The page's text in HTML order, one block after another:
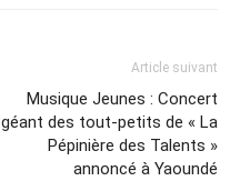
Article suivant
Musique Jeunes : Concert
géant des tout-petits de « La
Pépinière des Talents »
annoncé à Yaoundé